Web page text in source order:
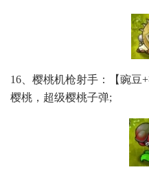
16、樱桃机枪射手：【豌豆
樱桃，超级樱桃子弹;